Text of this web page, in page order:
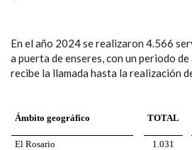
En el año 2024 se realizaron 4.566
a puerta de enseres, con un periodo
recibe la llamada hasta la realización
Ámbito geográfico TOTAL
El Rosario 1.031